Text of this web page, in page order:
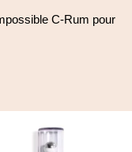
C-Rum pour